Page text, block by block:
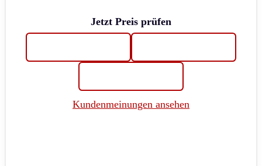
Jetzt Preis prüfen
Kundenmeinungen ansehen